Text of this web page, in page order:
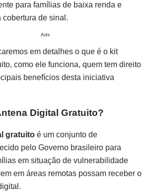
para famílias de baixa renda e
cobertura de sinal.
Ads
em detalhes o que é o kit
como ele funciona, quem tem direito
benefícios desta iniciativa
Digital Gratuito?
gratuito é um conjunto de
pelo Governo brasileiro para
em situação de vulnerabilidade
em áreas remotas possam receber o